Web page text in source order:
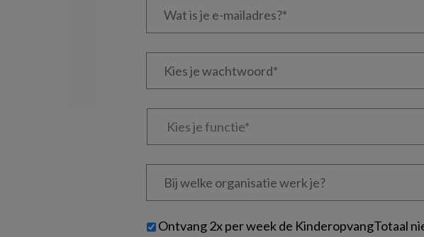
Kies
Kies
Bij
welke
je?
Untitled
Ontvang 2x per week de KinderopvangTotaal